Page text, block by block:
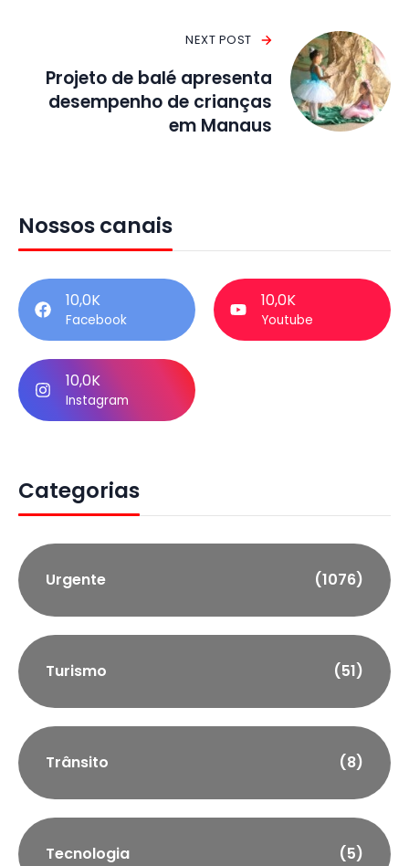
NEXT POST
Projeto de balé apresenta
desempenho de crianças
em Manaus
Nossos canais
10,0K
Facebook
10,0K
Youtube
10,0K
Instagram
Categorias
Urgente (1076)
Turismo (51)
Trânsito (8)
Tecnologia (5)